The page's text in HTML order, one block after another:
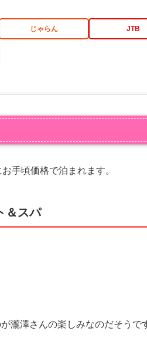
じゃらん JTB
手頃価格で泊まれます。
＆スパ
瀧澤さんの楽しみなのだそうで